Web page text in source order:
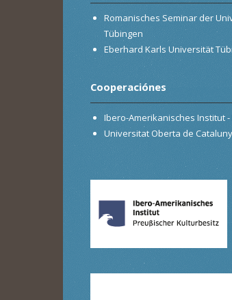
Romanisches Seminar der
Tübingen
Eberhard Karls Universität
Cooperaciónes
Ibero-Amerikanisches Institut
Universitat Oberta de